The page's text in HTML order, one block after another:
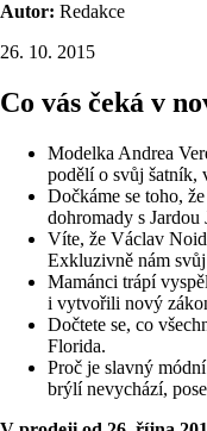
Autor: Redakce
26. 10. 2015
Co vás čeká v
Modelka Andrea
podělí o svůj šatník,
Dočkáme se toho,
dohromady s Jardou
Víte, že Václav
Exkluzivně nám
Mamánci trápí
i vytvořili nový
Dočtete se, co
Florida.
Proč je slavný
brýlí nevychází,